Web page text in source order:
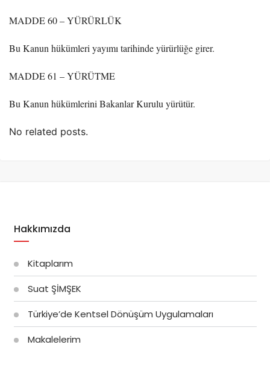
MADDE 60 – YÜRÜRLÜK
Bu Kanun hükümleri yayımı tarihinde yürürlüğe girer.
MADDE 61 – YÜRÜTME
Bu Kanun hükümlerini Bakanlar Kurulu yürütür.
No related posts.
Hakkımızda
Kitaplarım
Suat ŞİMŞEK
Türkiye’de Kentsel Dönüşüm Uygulamaları
Makalelerim